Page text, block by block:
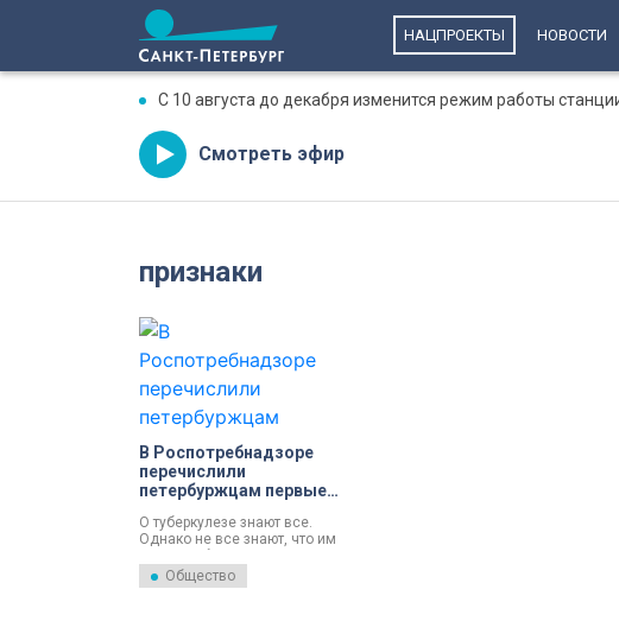
НАЦПРОЕКТЫ НОВОСТИ
С 10 августа до декабря изменится режим работы
Смотреть эфир
признаки
В Роспотребнадзоре
перечислили
петербуржцам первые
О туберкулезе знают все.
Однако не все знают, что им
региональном
Роспотребнадзоре
Общество